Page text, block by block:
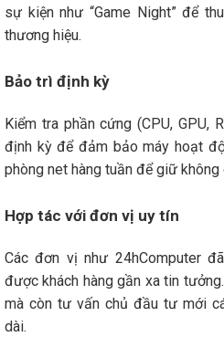
sự kiện như “Game Night” để
thương hiệu.
Bảo trì định kỳ
Kiểm tra phần cứng (CPU, GPU,
định kỳ để đảm bảo máy hoạt
phòng net hàng tuần để giữ không
Hợp tác với đơn vị uy tín
Các đơn vị như 24hComputer
được khách hàng gần xa tin
mà còn tư vấn chủ đầu tư mới
dài.